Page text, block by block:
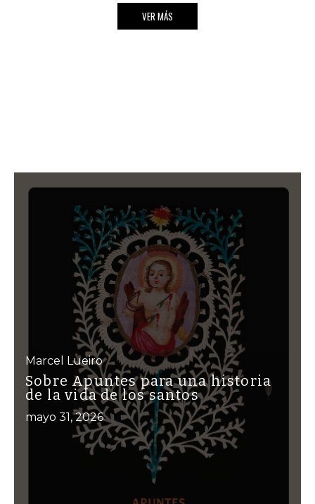
VER MÁS
Marcel Lueiro
Sobre Apuntes para una historia
de la vida de los santos
mayo 31, 2026